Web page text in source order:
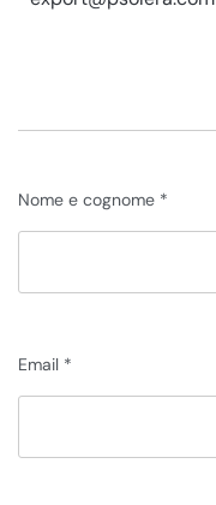
Nome e cognome
Email